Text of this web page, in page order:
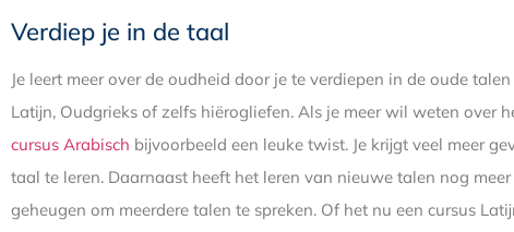
Verdiep je in de taal
Je leert meer over de oudheid door je te verdiepen in de oude
Latijn, Oudgrieks of zelfs hiërogliefen. Als je meer wil weten over
cursus Arabisch bijvoorbeeld een leuke twist. Je krijgt veel meer
taal te leren. Daarnaast heeft het leren van nieuwe talen nog
geheugen om meerdere talen te spreken. Of het nu een cursus